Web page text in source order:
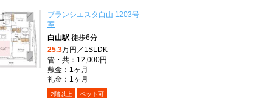
ブランシエスタ白山 1203号
室
白山駅 徒歩6分
25.3万円／1SLDK
管・共：12,000円
敷金：1ヶ月
礼金：1ヶ月
2階以上 ペット可